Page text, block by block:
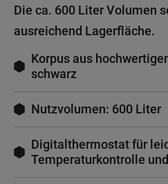
Die ca. 600 Liter Volumen
ausreichend Lagerfläche.
Korpus aus
schwarz
Nutzvolumen: 600 Liter
Digitalthermostat für
Temperaturkontrolle